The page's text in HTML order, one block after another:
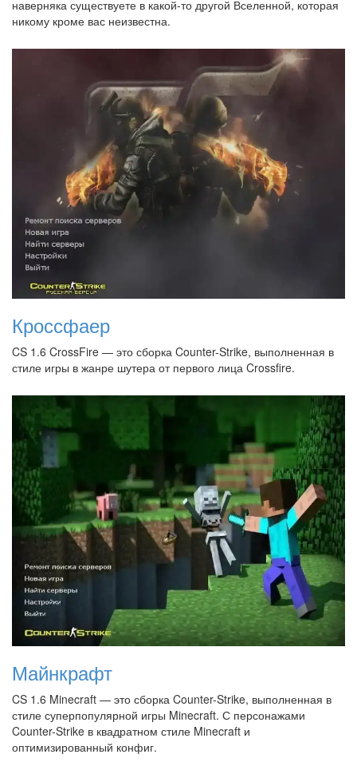
наверняка существуете в какой-то другой Вселенной, которая
никому кроме вас неизвестна.
Кроссфаер
CS 1.6 CrossFire — это сборка Counter-Strike, выполненная в
стиле игры в жанре шутера от первого лица Crossfire.
Майнкрафт
CS 1.6 Minecraft — это сборка Counter-Strike, выполненная в
стиле суперпопулярной игры Minecraft. С персонажами
Counter-Strike в квадратном стиле Minecraft и
оптимизированный конфиг.